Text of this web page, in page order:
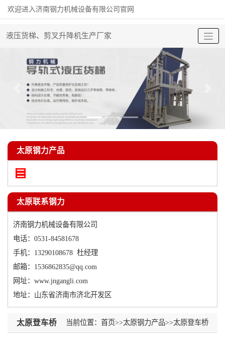
欢迎进入济南钢力机械设备有限公司官网
液压货梯、剪叉升降机生产厂家
太原钢力产品
太原联系钢力
济南钢力机械设备有限公司
电话：0531-84581678
手机：13290108678 杜经理
邮箱：1536862835@qq.com
网址： www.jngangli.com
地址：山东省济南市济北开发区
太原登车桥 当前位置： 首页>>太原钢力产品>>太原登车桥